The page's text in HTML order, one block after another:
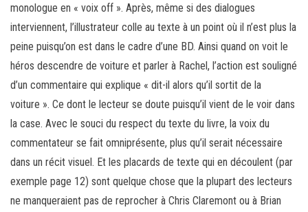
monologue en « voix off ». Après, même si des dialogues
interviennent, l’illustrateur colle au texte à un point où il n’est plus la
peine puisqu’on est dans le cadre d’une BD. Ainsi quand on voit le
héros descendre de voiture et parler à Rachel, l’action est souligné
d’un commentaire qui explique « dit-il alors qu’il sortit de la
voiture ». Ce dont le lecteur se doute puisqu’il vient de le voir dans
la case. Avec le souci du respect du texte du livre, la voix du
commentateur se fait omniprésente, plus qu’il serait nécessaire
dans un récit visuel. Et les placards de texte qui en découlent (par
exemple page 12) sont quelque chose que la plupart des lecteurs
ne manqueraient pas de reprocher à Chris Claremont ou à Brian